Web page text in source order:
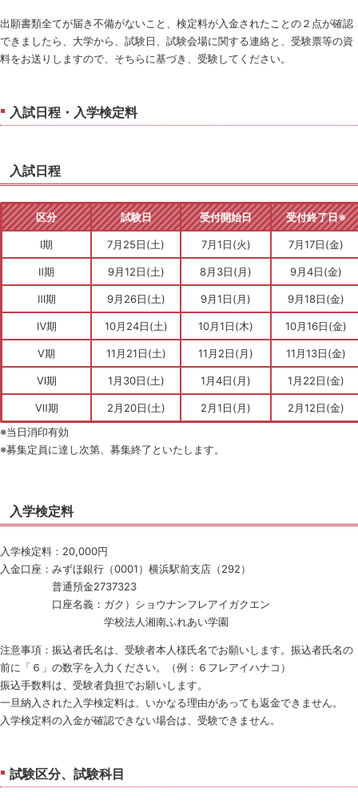
出願書類全てが届き不備がないこと、検定料が入金されたことの２点が確認
できましたら、大学から、試験日、試験会場に関する連絡と、受験票等の資
料をお送りしますので、そちらに基づき、受験してください。
入試日程・入学検定料
入試日程
区分 試験日 受付開始日 受付終了日※
Ⅰ期 7月25日(土) 7月1日(火) 7月17日(金)
Ⅱ期 9月12日(土) 8月3日(月) 9月4日(金)
Ⅲ期 9月26日(土) 9月1日(月) 9月18日(金)
Ⅳ期 10月24日(土) 10月1日(木) 10月16日(金)
Ⅴ期 11月21日(土) 11月2日(月) 11月13日(金)
Ⅵ期 1月30日(土) 1月4日(月) 1月22日(金)
Ⅶ期 2月20日(土) 2月1日(月)
2月12日(金)
※当日消印有効
※募集定員に達し次第、募集終了といたします。
入学検定料
入学検定料：20,000円
入金口座：みずほ銀行（0001）横浜駅前支店（292）
普通預金2737323
口座名義：ガク）ショウナンフレアイガクエン
学校法人湘南ふれあい学園
注意事項：振込者氏名は、受験者本人様氏名でお願いします。振込者氏名の
前に「６」の数字を入力ください。（例：６フレアイハナコ）
振込手数料は、受験者負担でお願いします。
一旦納入された入学検定料は、いかなる理由があっても返金できません。
入学検定料の入金が確認できない場合は、受験できません。
試験区分、試験科目